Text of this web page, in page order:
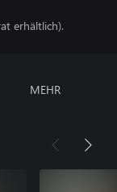
erhältlich).
MEHR